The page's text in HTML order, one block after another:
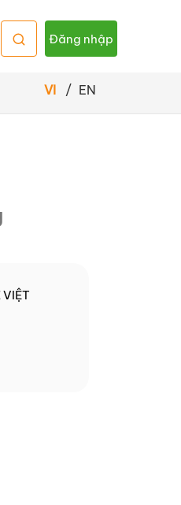
Đăng nhập
VI / EN
VIỆT